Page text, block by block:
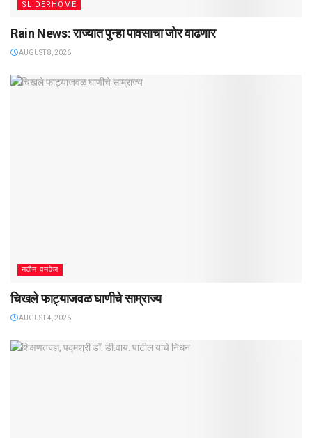
SLIDERHOME
Rain News: राज्यात पुन्हा पावसाचा जोर वाढणार
AUGUST 8, 2026
नवीन पनवेल
चिखले फाट्याजवळ घाणीचे साम्राज्य
AUGUST 4, 2026